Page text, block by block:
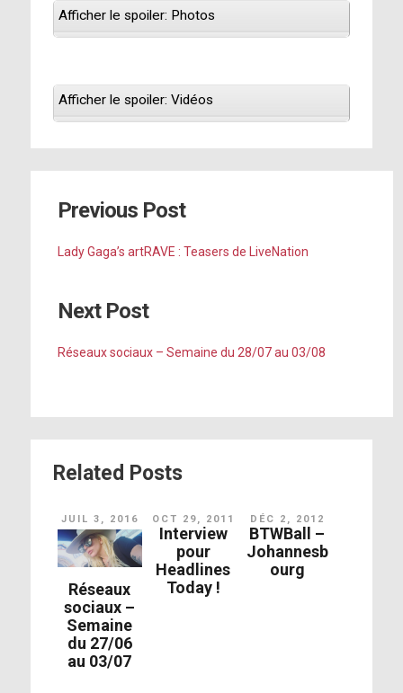
Afficher le spoiler: Photos
Afficher le spoiler: Vidéos
Previous Post
Lady Gaga’s artRAVE : Teasers de LiveNation
Next Post
Réseaux sociaux – Semaine du 28/07 au 03/08
Related Posts
JUIL 3, 2016
Réseaux
sociaux –
Semaine
du 27/06
au 03/07
OCT 29, 2011
Interview
pour
Headlines
Today !
DÉC 2, 2012
BTWBall –
Johannesb
ourg